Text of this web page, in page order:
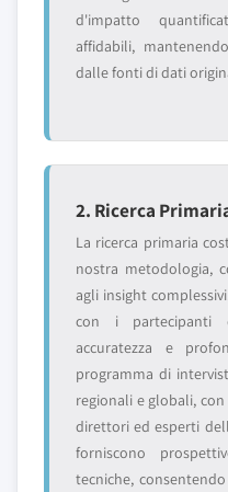
d'impatto
affidabili,
dalle fonti di dati
2. Ricerca
La ricerca primaria
nostra metodologia,
agli insight
con i partecipanti
accuratezza e
programma di
regionali e globali,
direttori ed esperti
forniscono
tecniche,